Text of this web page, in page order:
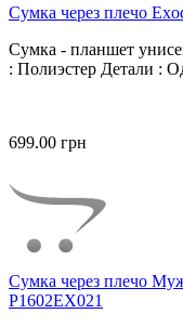
Сумка через плечо
Сумка - планшет
: Полиэстер Детали :
699.00 грн
Сумка через плечо
P1602EX021